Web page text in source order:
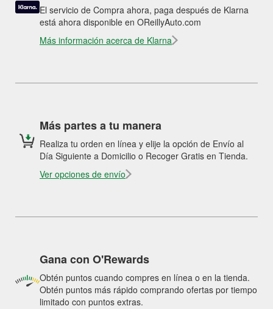
El servicio de Compra ahora, paga después de Klarna
está ahora disponible en OReillyAuto.com
Más información acerca de Klarna
Más partes a tu manera
Realiza tu orden en línea y elije la opción de Envío al
Día Siguiente a Domicilio o Recoger Gratis en Tienda.
Ver opciones de envío
Gana con O'Rewards
Obtén puntos cuando compres en línea o en la tienda.
Obtén puntos más rápido comprando ofertas por tiempo
limitado con puntos extras.